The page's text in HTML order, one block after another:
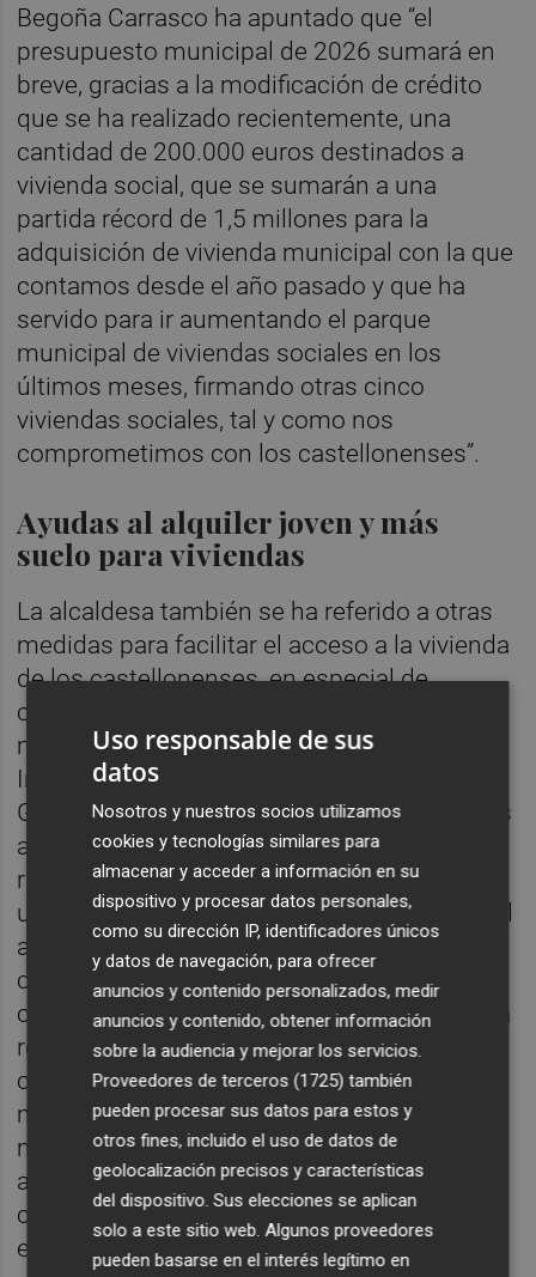
Begoña Carrasco ha apuntado que “el
presupuesto municipal de 2026 sumará en
breve, gracias a la modificación de crédito
que se ha realizado recientemente, una
cantidad de 200.000 euros destinados a
vivienda social, que se sumarán a una
partida récord de 1,5 millones para la
adquisición de vivienda municipal con la que
contamos desde el año pasado y que ha
servido para ir aumentando el parque
municipal de viviendas sociales en los
últimos meses, firmando otras cinco
viviendas sociales, tal y como nos
comprometimos con los castellonenses”.
Ayudas al alquiler joven y más
suelo para viviendas
La alcaldesa también se ha referido a otras
medidas para facilitar el acceso a la vivienda
de los castellonenses, en especial de
colectivos con más dificultades en estos
momentos para acceder a una vivienda.
Iniciativas que está poniendo en marcha el
Gobierno de la ciudad, “como son las ayudas
al alquiler joven, que hemos aprobado
recientemente y a la que vamos a destinar
una partida de 400.000 euros para facilitar el
acceso a la vivienda a los más jóvenes de la
ciudad de Castellón”. Carrasco también ha
citado que “vamos a seguir apostando por la
rehabilitación de vivienda, con una cifra
cercana a los 500.000 euros. Y con la última
modificación de crédito son más de 1,1
millones de euros los que vamos a destinar
al área de vivienda, lo que reafirma nuestro
compromiso con la sociedad castellonense
en este tema”.
Uso responsable de sus
datos
Nosotros y nuestros socios utilizamos
cookies y tecnologías similares para
almacenar y acceder a información en su
dispositivo y procesar datos personales,
como su dirección IP, identificadores únicos
y datos de navegación, para ofrecer
anuncios y contenido personalizados, medir
anuncios y contenido, obtener información
sobre la audiencia y mejorar los servicios.
Proveedores de terceros (1725) también
pueden procesar sus datos para estos y
otros fines, incluido el uso de datos de
geolocalización precisos y características
del dispositivo. Sus elecciones se aplican
solo a este sitio web. Algunos proveedores
pueden basarse en el interés legítimo en